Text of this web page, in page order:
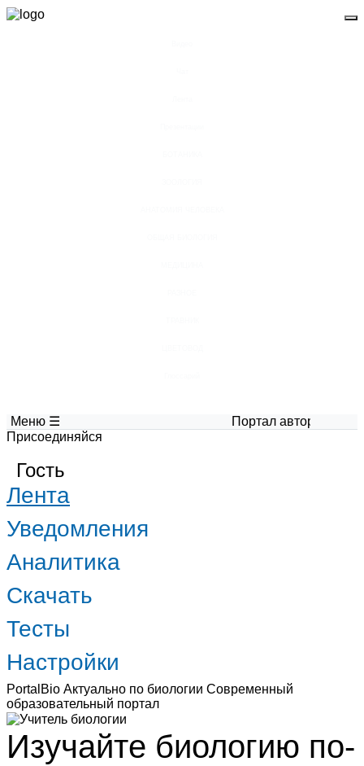
Меню ☰
Портал авторских
Присоединяйся
Гость
Лента
Уведомления
Аналитика
Скачать
Тесты
Настройки
PortalBio Актуально по биологии Современный
образовательный портал
Изучайте биологию по-